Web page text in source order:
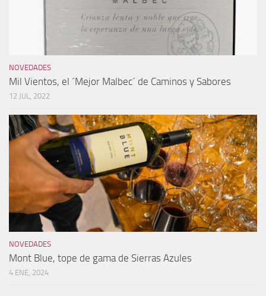
NOVEDADES
Mil Vientos, el ´Mejor Malbec´ de Caminos y Sabores
12 JUL, 2022
NOVEDADES
Mont Blue, tope de gama de Sierras Azules
4 ENE, 2024